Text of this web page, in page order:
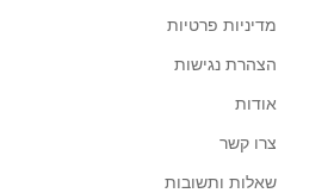
מדיניות פרטיות
הצהרת נגישות
אודות
צרו קשר
שאלות ותשובות